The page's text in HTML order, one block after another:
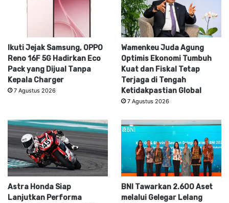
Ikuti Jejak Samsung, OPPO
Reno 16F 5G Hadirkan Eco
Pack yang Dijual Tanpa
Kepala Charger
7 Agustus 2026
Wamenkeu Juda Agung
Optimis Ekonomi Tumbuh
Kuat dan Fiskal Tetap
Terjaga di Tengah
Ketidakpastian Global
7 Agustus 2026
Astra Honda Siap
Lanjutkan Performa
BNI Tawarkan 2.600 Aset
melalui Gelegar Lelang